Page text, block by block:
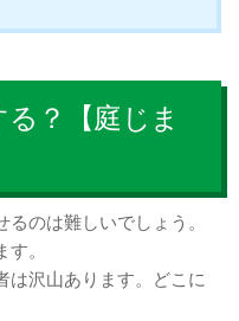
？【庭じま
のは難しいでしょう。
。
は沢山あります。どこに